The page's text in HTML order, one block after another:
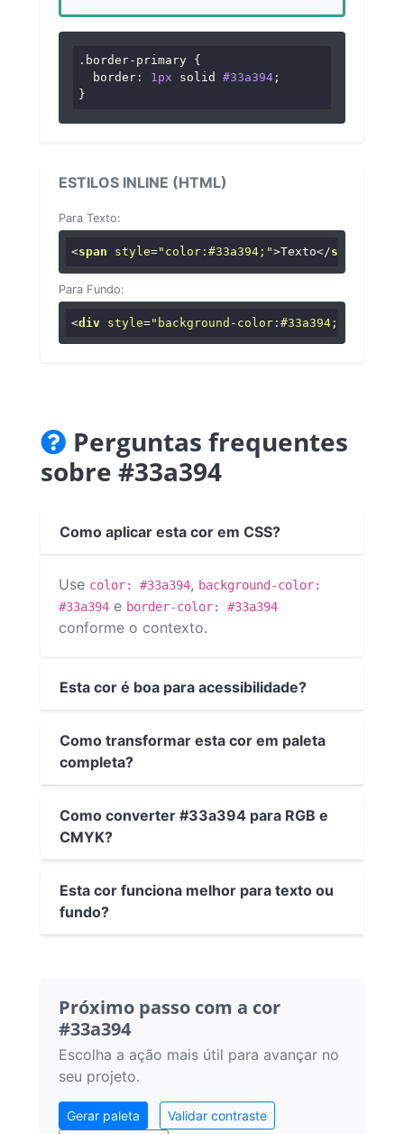
.border-primary {
border : 1px solid #33a394 ;
}
ESTILOS INLINE (HTML)
Para Texto:
<span style="color:#33a394;">Texto</span
Para Fundo:
<div style="background-color:#33a394;"
Perguntas frequentes
sobre #33a394
Como aplicar esta cor em CSS?
Use color: #33a394, background-color:
#33a394 e border-color: #33a394
conforme o contexto.
Esta cor é boa para acessibilidade?
Como transformar esta cor em paleta
completa?
Como converter #33a394 para RGB e
CMYK?
Esta cor funciona melhor para texto ou
fundo?
Próximo passo com a cor
#33a394
Escolha a ação mais útil para avançar no
seu projeto.
Gerar paleta
Validar contraste